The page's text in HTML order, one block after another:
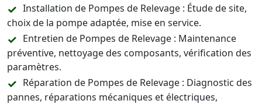
Installation de Pompes de Relevage : Étude de site,
choix de la pompe adaptée, mise en service.
Entretien de Pompes de Relevage : Maintenance
préventive, nettoyage des composants, vérification des
paramètres.
Réparation de Pompes de Relevage : Diagnostic des
pannes, réparations mécaniques et électriques,